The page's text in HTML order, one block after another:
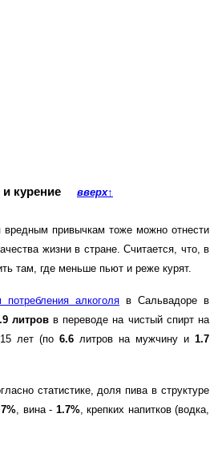
и курение вверх↑
вредным привычкам тоже можно отнести
жизни в стране. Считается, что, в
там, где меньше пьют и реже курят.
алкоголя в Сальвадоре в
литровв переводе на чистый спирт на
лет (по 6.6 литров на мужчину и 1.7
статистике, доля пива в структуре
, вина - 1.7%, крепких напитков (водка,